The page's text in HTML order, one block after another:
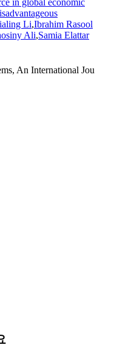
in global economic
Li,Ibrahim Rasool
Ali,Samia Elattar
An International Jou